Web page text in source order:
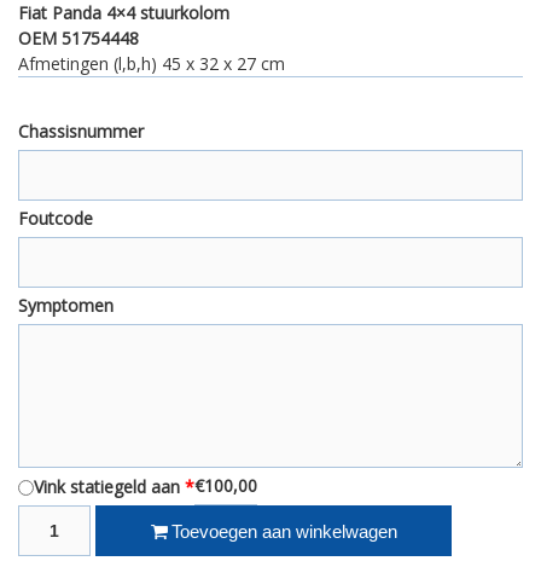
Fiat Panda 4×4 stuurkolom
OEM 51754448
Afmetingen (l,b,h) 45 x 32 x 27 cm
Chassisnummer
Foutcode
Symptomen
Vink statiegeld aan *€100,00
Ruil revisie stuurkolom Fiat Panda 169 4x4 OEM 51754448 aantal
Toevoegen aan winkelwagen